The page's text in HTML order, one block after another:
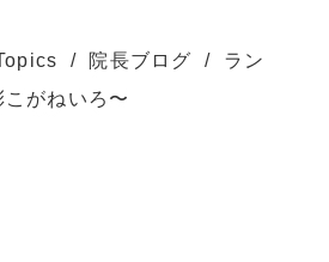
院長ブログ
ラン
がねいろ〜